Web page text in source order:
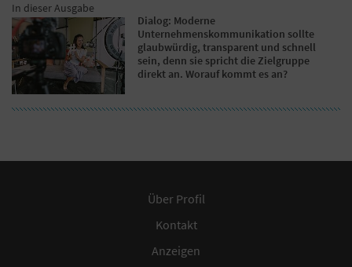
In dieser Ausgabe
Dialog: Moderne
Unternehmenskommunikation sollte
glaubwürdig, transparent und schnell
sein, denn sie spricht die Zielgruppe
direkt an. Worauf kommt es an?
Über Profil
Kontakt
Anzeigen